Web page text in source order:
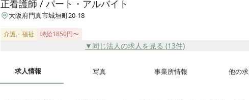
正看護師 / パート・アルバイト
大阪府門真市城垣町20-18
介護・福祉 時給1850円〜
▼同じ法人の求人を見る (13件)
求人情報 写真 事業所情報 他の求